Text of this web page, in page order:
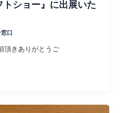
ショー』に出展いた
口
頂きありがとうご